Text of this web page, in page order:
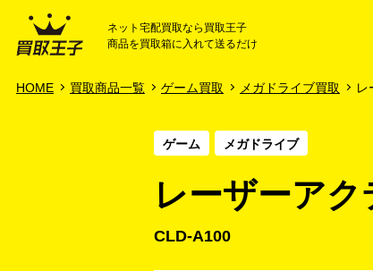
HOME
ネット宅配買取なら買取王子
商品を買取箱に入れて送るだけ
HOME 買取商品一覧 ゲーム買取 メガドライブ買取 レ
ゲーム メガドライブ
レーザーア
CLD-A100